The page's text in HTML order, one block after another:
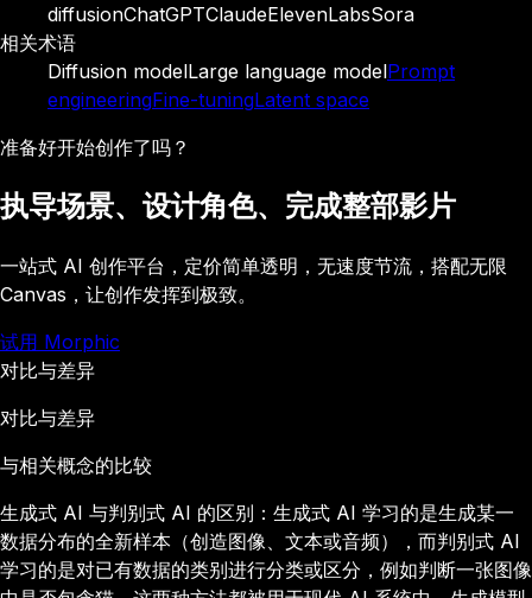
diffusionChatGPTClaudeElevenLabsSora
相关术语
Diffusion modelLarge language modelPrompt
engineeringFine-tuningLatent space
准备好开始创作了吗？
执导场景、设计角色、完成整部影片
一站式 AI 创作平台，定价简单透明，无速度节流，搭配无限
Canvas，让创作发挥到极致。
试用 Morphic
对比与差异
对比与差异
与相关概念的比较
生成式 AI 与判别式 AI 的区别：生成式 AI 学习的是生成某一
数据分布的全新样本（创造图像、文本或音频），而判别式 AI
学习的是对已有数据的类别进行分类或区分，例如判断一张图像